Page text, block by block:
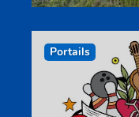
Portails